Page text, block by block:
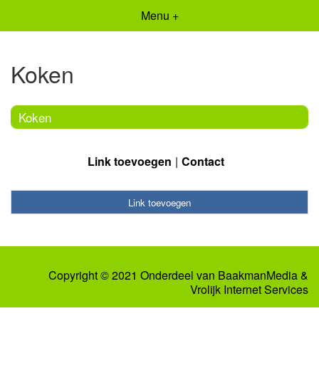
Menu +
Koken
Koken
Link toevoegen Contact
Link toevoegen
Copyright © 2021 Onderdeel van BaakmanMedia&
Vrolijk Internet Services